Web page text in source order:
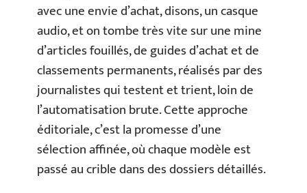
avec une envie d’achat, disons, un casque
audio, et on tombe très vite sur une mine
d’articles fouillés, de guides d’achat et de
classements permanents, réalisés par des
journalistes qui testent et trient, loin de
l’automatisation brute. Cette approche
éditoriale, c’est la promesse d’une
sélection affinée, où chaque modèle est
passé au crible dans des dossiers détaillés.